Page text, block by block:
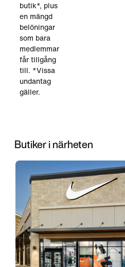
butik*, plus
en mängd
belöningar
som bara
medlemmar
får tillgång
till. *Vissa
undantag
gäller.
Butiker i närheten